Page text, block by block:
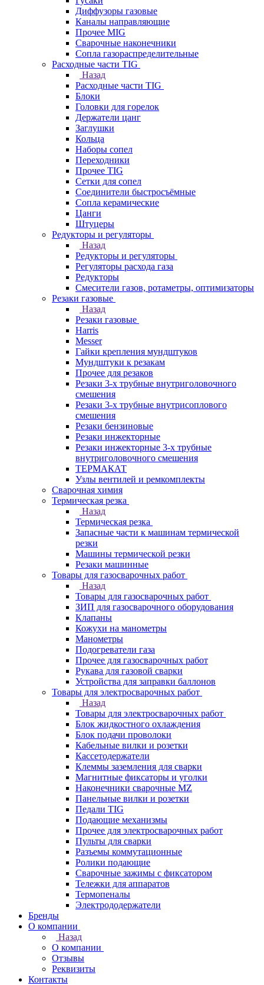
Диффузоры газовые
Каналы направляющие
Прочее MIG
Сварочные наконечники
Сопла газораспределительные
Расходные части TIG
Назад
Расходные части TIG
Блоки
Головки для горелок
Держатели цанг
Заглушки
Кольца
Наборы сопел
Переходники
Прочее TIG
Сетки для сопел
Соединители быстросъёмные
Сопла керамические
Цанги
Штуцеры
Редукторы и регуляторы
Назад
Редукторы и регуляторы
Регуляторы расхода газа
Редукторы
Смесители газов, ротаметры, оптимизаторы
Резаки газовые
Назад
Резаки газовые
Harris
Messer
Гайки крепления мундштуков
Мундштуки к резакам
Прочее для резаков
Резаки 3-х трубные внутриголовочного
смешения
Резаки 3-х трубные внутрисоплового
смешения
Резаки бензиновые
Резаки инжекторные
Резаки инжекторные 3-х трубные
внутриголовочного смешения
ТЕРМАКАТ
Узлы вентилей и ремкомплекты
Сварочная химия
Термическая резка
Назад
Термическая резка
Запасные части к машинам термической
резки
Машины термической резки
Резаки машинные
Товары для газосварочных работ
Назад
Товары для газосварочных работ
ЗИП для газосварочного оборудования
Клапаны
Кожухи на манометры
Манометры
Подогреватели газа
Прочее для газосварочных работ
Рукава для газовой сварки
Устройства для заправки баллонов
Товары для электросварочных работ
Назад
Товары для электросварочных работ
Блок жидкостного охлаждения
Блок подачи проволоки
Кабельные вилки и розетки
Кассетодержатели
Клеммы заземления для сварки
Магнитные фиксаторы и уголки
Наконечники сварочные MZ
Панельные вилки и розетки
Педали TIG
Подающие механизмы
Прочее для электросварочных работ
Пульты для сварки
Разъемы коммутационные
Ролики подающие
Сварочные зажимы с фиксатором
Тележки для аппаратов
Термопеналы
Электрододержатели
Бренды
О компании
Назад
О компании
Отзывы
Реквизиты
Контакты